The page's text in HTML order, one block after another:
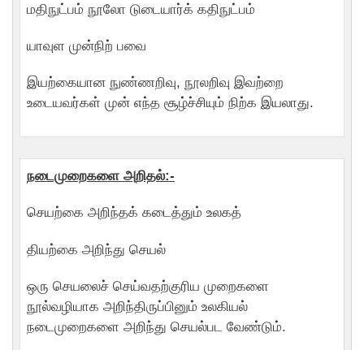
மதிநுட்பம் நூலோ டுடையார்க் கதிநுட்பம்
யாவுள முன்நிற் பவை
இயற்கையான நுண்ணறிவு, நூலறிவு இவற்றை
உடையவர்கள் முன் எந்த சூழ்ச்சியும் நிற்க இயலாது.
நடைமுறைகளை அறிதல்:-
செயற்கை அறிந்தக் கடைத்தும் உலகத்
தியற்கை அறிந்து செயல்
ஒரு செயலைச் செய்வதற்குரிய முறைகளை
நூல்வழியாக அறிந்திருப்பினும் உலகியல்
நடைமுறைகளை அறிந்து செயல்பட வேண்டும்.